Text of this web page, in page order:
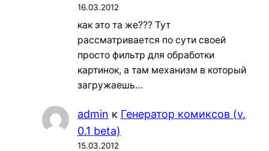
16.03.2012
как это та же??? Тут
рассматривается по сути своей
просто фильтр для обработки
картинок, а там механизм в который
загружаешь…
admin к Генератор комиксов (v.
0.1 beta)
15.03.2012